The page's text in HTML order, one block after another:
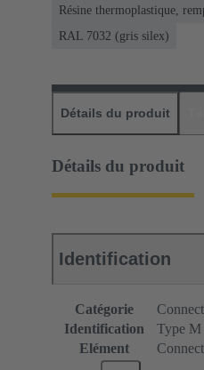
Résine thermoplastique,
RAL 7032 (gris silex)
Détails du produit
Détails du produit
Identification
Catégorie
Identification
Type M
Elément